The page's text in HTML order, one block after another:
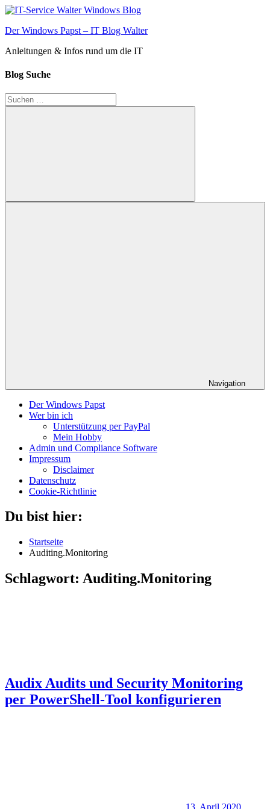
Zum
springen
Der Windows Papst – IT Blog Walter
Anleitungen & Infos rund um die IT
Blog Suche
Suchen
nach:
Suchen
Navigation
Der Windows Papst
Wer bin ich
Unterstützung per PayPal
Mein Hobby
Admin und Compliance Software
Impressum
Disclaimer
Datenschutz
Cookie-Richtlinie
Du bist hier:
Startseite
Auditing.Monitoring
Schlagwort: Auditing.Monitoring
Audix Audits und Security Monitoring
per PowerShell-Tool konfigurieren
13. April 2020